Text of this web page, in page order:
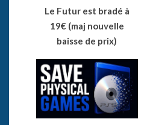
Le Futur est bradé à
19€ (maj nouvelle
baisse de prix)